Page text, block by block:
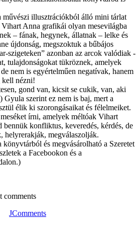
művészi illusztrációkból álló mini tárlat
Anna grafikái olyan mesevilágba
– fának, hegynek, állatnak – lelke és
újdonság, megszoktuk a bűbájos
szigeteken” azonban az arcok valódiak -
tulajdonságokat tükröznek, amelyek
nem is egyértelműen negatívak, hanem
nézni!
gond van, kicsit se cukik, van, aki
Gyula szerint ez nem is baj, mert a
élik ki szorongásaikat és félelmeiket.
írni, amelyek méltóak Vihart
bennük konfliktus, keveredés, kérdés, de
helyrerakják, megválaszolják.
és megvásárolható a Szeretet
a Facebookon és a
comments
JComments